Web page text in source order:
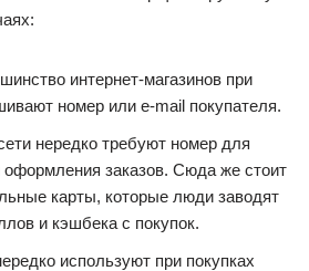
интернет-магазинов при
номер или e-mail покупателя.
нередко требуют номер для
оформления заказов. Сюда же стоит
карты, которые люди заводят
и кэшбека с покупок.
используют при покупках